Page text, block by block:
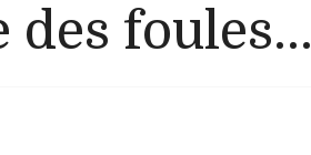
des foules...